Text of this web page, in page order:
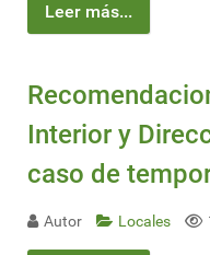
Leer más...
Interior y
caso de
Autor Locales